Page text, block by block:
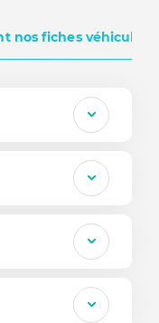
nos fiches véhicules